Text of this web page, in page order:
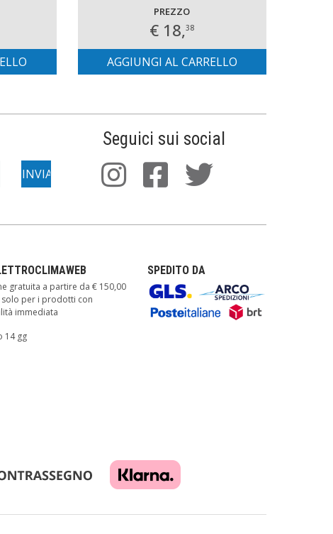
PREZZO
€ 18,38
AGGIUNGI AL CARRELLO
Seguici sui social
gratuita a partire da € 150,00
solo per i prodotti con
immediata
14 gg
SPEDITO DA